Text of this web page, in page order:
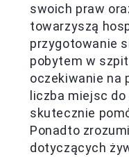
swoich praw
towarzyszą
przygotowanie
pobytem w
oczekiwanie na
liczba miejsc
skutecznie
Ponadto
dotyczących